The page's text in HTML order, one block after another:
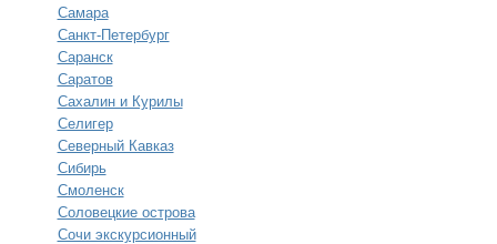
Самара
Санкт-Петербург
Саранск
Саратов
Сахалин и Курилы
Селигер
Северный Кавказ
Сибирь
Смоленск
Соловецкие острова
Сочи экскурсионный